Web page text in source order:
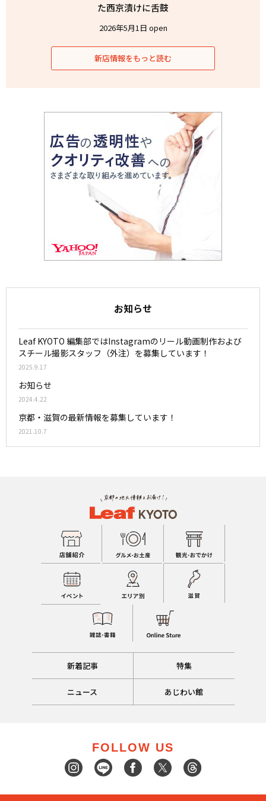
た西京漬けに舌鼓
2026年5月1日 open
新店情報をもっと読む
お知らせ
Leaf KYOTO 編集部ではInstagramのリール動画制作および
スチール撮影スタッフ（外注）を募集しています！
2025.9.17
お知らせ
2024.4.22
京都・滋賀の最新情報を募集しています！
2021.10.7
新着記事 特集
ニュース あじわい館
FOLLOW US